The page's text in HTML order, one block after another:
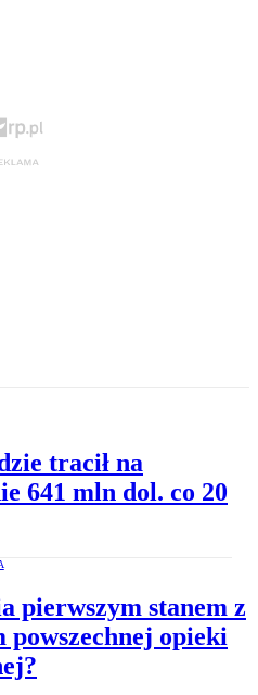
tracił na
641 mln dol. co 20
pierwszym stanem z
powszechnej opieki